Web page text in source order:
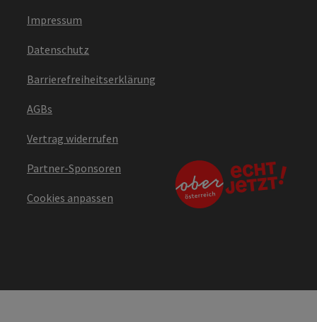
Impressum
Datenschutz
Barrierefreiheitserklärung
AGBs
Vertrag widerrufen
Partner-Sponsoren
Cookies anpassen